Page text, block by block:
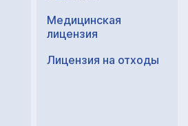
Медицинская
лицензия
Лицензия на отходы